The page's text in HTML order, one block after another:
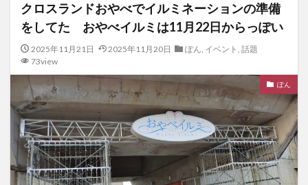
クロスランドおやべでイルミネーションの準備
をしてた おやべイルミは11月22日からっぽい
2025年11月21日 2025年11月20日 ぽん, イベント , 話題
73view
ぽん